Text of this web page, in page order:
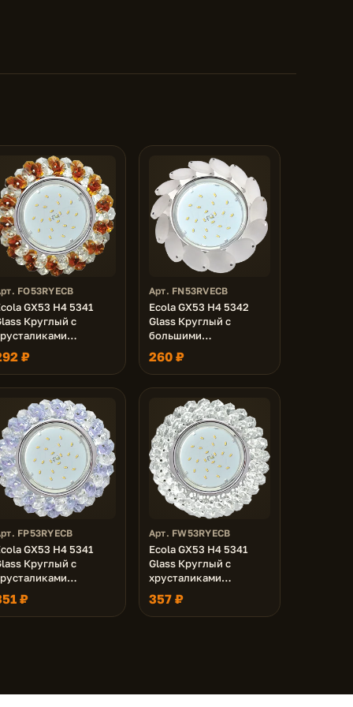
FO53RYECB
GX53 H4 5341
Круглый с
и Янтарь /
56x120 (к+)
₽
Арт. FN53RVECB
Ecola GX53 H4 5342
Glass Круглый с
большими
хрусталиками
Матовый/Хром 56x125
(к+)
260 ₽
FP53RYECB
GX53 H4 5341
Круглый с
и Аметист
56x120 (к+)
₽
Арт. FW53RYECB
Ecola GX53 H4 5341
Glass Круглый с
хрусталиками
Прозрачный /Хром
(светильник) 56x120
(к+)
357 ₽